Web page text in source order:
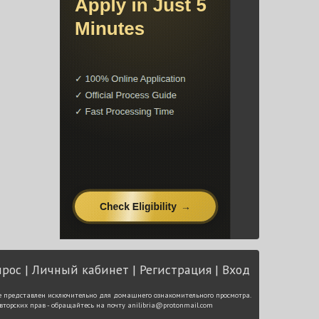
Личный кабинет Регистрация Вход
исключительно для домашнего ознакомительного просмотра.
прав - обращайтесь на почту anilibria@protonmail.com